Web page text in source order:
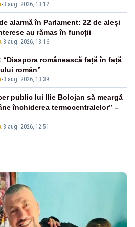
-3 aug. 2026, 13:12
-3 aug. 2026, 13:16
alarmă în Parlament: 22 de aleși
au rămas în funcții
-3 aug. 2026, 13:39
“Diaspora românească față în față
român”
-3 aug. 2026, 12:51
public lui Ilie Bolojan să meargă
închiderea termocentralelor” –